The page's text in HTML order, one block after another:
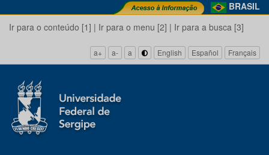
BRASIL
Ir para o conteúdo [1] | Ir para o menu [2] | Ir para a busca [3]
a+ a- a English Español Français